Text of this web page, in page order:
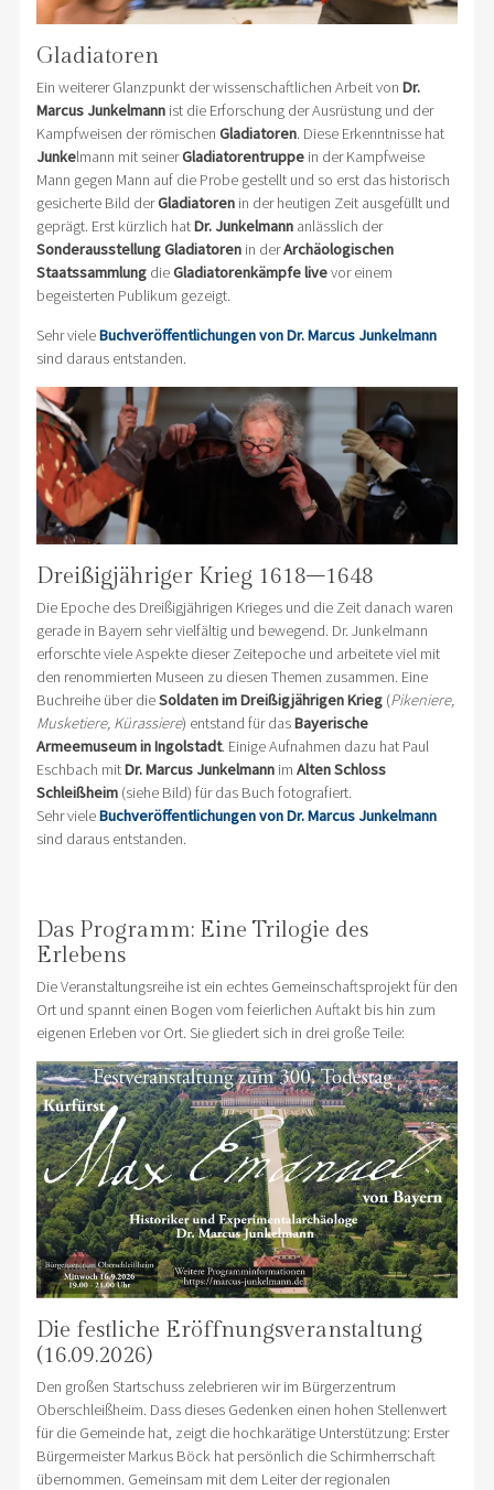
Gladiatoren
Ein weiterer Glanzpunkt der wissenschaftlichen Arbeit von Dr.
Marcus Junkelmannist die Erforschung der Ausrüstung und der
Kampfweisen der römischen Gladiatoren. Diese Erkenntnisse hat
Junkelmann mit seinerGladiatorentruppein der Kampfweise
Mann gegen Mann auf die Probe gestellt und so erst das historisch
gesicherte Bild derGladiatorenin der heutigen Zeit ausgefüllt und
geprägt. Erst kürzlich hatDr. Junkelmannanlässlich der
Sonderausstellung Gladiatorenin derArchäologischen
StaatssammlungdieGladiatorenkämpfe livevor einem
begeisterten Publikum gezeigt.
Sehr vieleBuchveröffentlichungen von Dr. Marcus Junkelmann
sind daraus entstanden.
Dreißigjähriger Krieg 1618–1648
Die Epoche des Dreißigjährigen Krieges und die Zeit danach waren
gerade in Bayern sehr vielfältig und bewegend. Dr. Junkelmann
erforschte viele Aspekte dieser Zeitepoche und arbeitete viel mit
den renommierten Museen zu diesen Themen zusammen. Eine
Buchreihe über dieSoldaten im Dreißigjährigen Krieg(Pikeniere,
Musketiere, Kürassiere) entstand für dasBayerische
Armeemuseum in Ingolstadt. Einige Aufnahmen dazu hat Paul
Eschbach mitDr. Marcus Junkelmannim Alten Schloss
Schleißheim(siehe Bild) für das Buch fotografiert.
Sehr vieleBuchveröffentlichungen von Dr. Marcus Junkelmann
sind daraus entstanden.
Das Programm: Eine Trilogie des
Erlebens
Die Veranstaltungsreihe ist ein echtes Gemeinschaftsprojekt für den
Ort und spannt einen Bogen vom feierlichen Auftakt bis hin zum
eigenen Erleben vor Ort. Sie gliedert sich in drei große Teile:
Die festliche Eröffnungsveranstaltung
(16.09.2026)
Den großen Startschuss zelebrieren wir im Bürgerzentrum
Oberschleißheim. Dass dieses Gedenken einen hohen Stellenwert
für die Gemeinde hat, zeigt die hochkarätige Unterstützung: Erster
Bürgermeister Markus Böck hat persönlich die Schirmherrschaft
übernommen. Gemeinsam mit dem Leiter der regionalen